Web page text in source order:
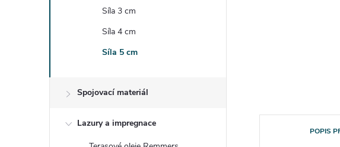
Síla 3 cm
Síla 4 cm
Síla 5 cm
Spojovací materiál
Lazury a impregnace
POPIS